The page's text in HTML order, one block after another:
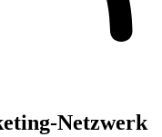
Netzwerk